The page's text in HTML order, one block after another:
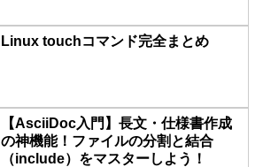
Linux touchコマンド完全まとめ
【AsciiDoc入門】長文・仕様書作成
の神機能！ファイルの分割と結合
（include）をマスターしよう！